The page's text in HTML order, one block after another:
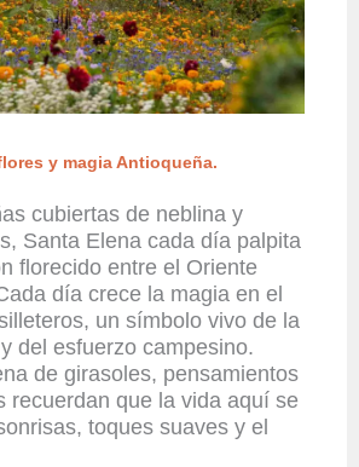
y magia Antioqueña.
cubiertas de neblina y
Santa Elena cada día palpita
florecido entre el Oriente
día crece la magia en el
un símbolo vivo de la
del esfuerzo campesino.
de girasoles, pensamientos
recuerdan que la vida aquí se
toques suaves y el